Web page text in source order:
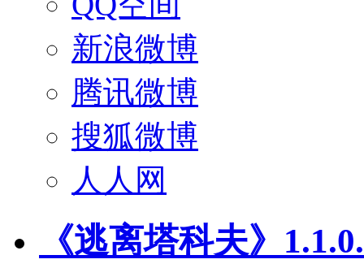
新浪微博
腾讯微博
搜狐微博
人人网
《逃离塔科夫》